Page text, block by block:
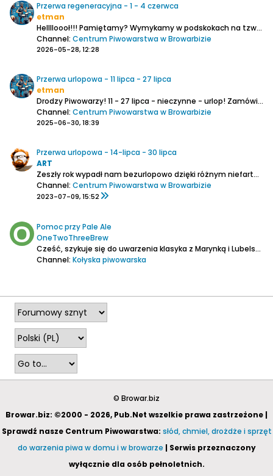
Przerwa regeneracyjna - 1 - 4 czerwca
etman
Helllloooł!!! Pamiętamy? Wymykamy w podskokach na tzw. urlop
Channel: Centrum Piwowarstwa w Browarbizie
2026-05-28, 12:28
Przerwa urlopowa - 11 lipca - 27 lipca
etman
Drodzy Piwowarzy!11 - 27 lipca - nieczynne - urlop! Zamówienia wysyłamy do 10. lipca - czwartek - włącznie,
Channel: Centrum Piwowarstwa w Browarbizie
2025-06-30, 18:39
Przerwa urlopowa - 14-lipca - 30 lipca
ART
Zeszły rok wypadł nam bezurlopowo dzięki różnym niefartownym wydarzeniom.
Channel: Centrum Piwowarstwa w Browarbizie
2023-07-09, 15:52
Pomoc przy Pale Ale
OneTwoThreeBrew
Cześć, szykuje się do uwarzenia klasyka z Marynką i Lubelską.
Channel: Kołyska piwowarska
© Browar.biz
Browar.biz: ©2000 - 2026, Pub.Net wszelkie prawa zastrzeżone |
Sprawdź nasze Centrum Piwowarstwa: słód, chmiel, drożdże i sprzęt
do warzenia piwa w domu i w browarze | Serwis przeznaczony
wyłącznie dla osób pełnoletnich.